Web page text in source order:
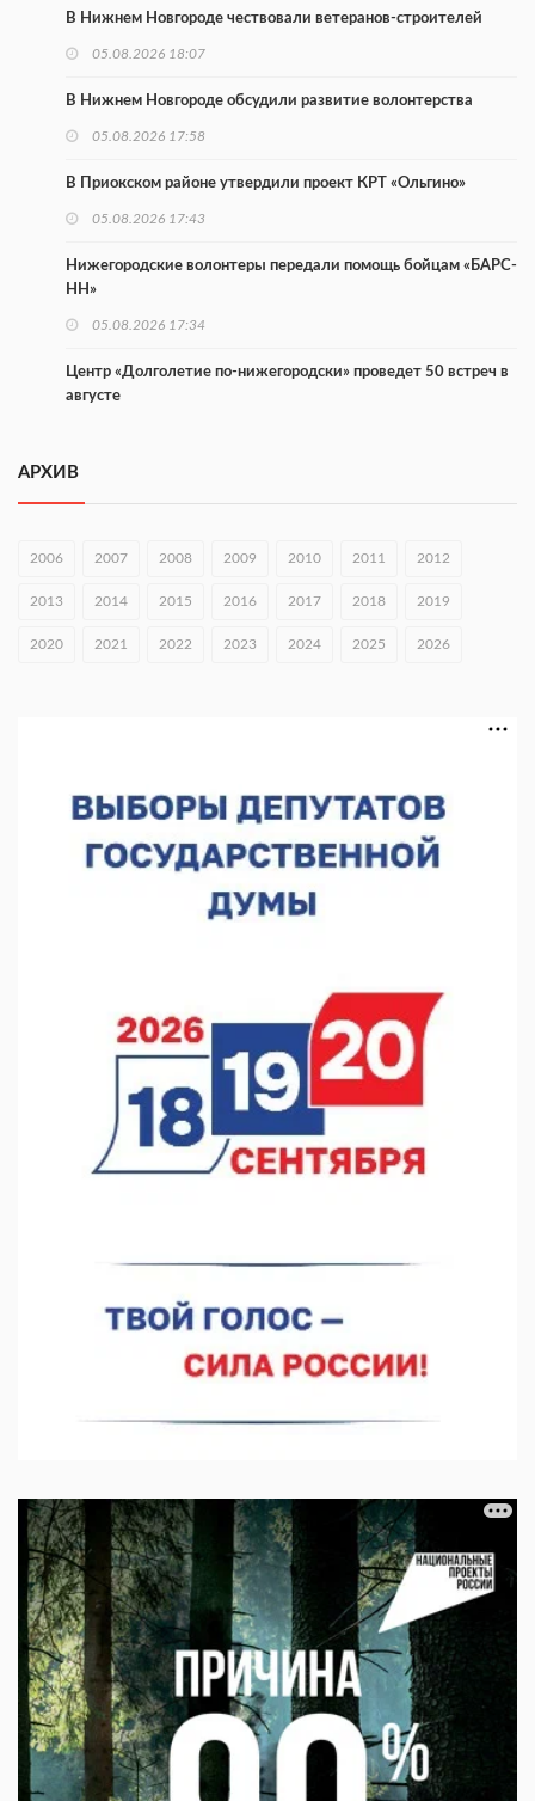
В Нижнем Новгороде чествовали ветеранов-строителей
05.08.2026 18:07
В Нижнем Новгороде обсудили развитие волонтерства
05.08.2026 17:58
В Приокском районе утвердили проект КРТ «Ольгино»
05.08.2026 17:43
Нижегородские волонтеры передали помощь бойцам «БАРС-
НН»
05.08.2026 17:34
Центр «Долголетие по-нижегородски» проведет 50 встреч в
августе
Совет молодых ученых начал работу при правительстве
региона
05.08.2026 14:04
Фестиваль SALUT! ИСКРА пройдет в сквере Свердлова
Нижегородский кадровый центр проведет ярмарки вакансий
05.08.2026 10:51
АРХИВ
2006 2007 2008 2009 2010 2011 2012
2013 2014 2015 2016 2017 2018 2019
2020 2021 2022 2023 2024 2025 2026